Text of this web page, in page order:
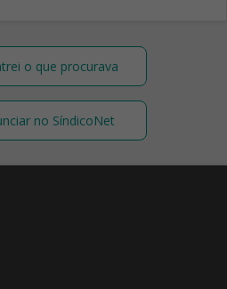
o que procurava
no SíndicoNet